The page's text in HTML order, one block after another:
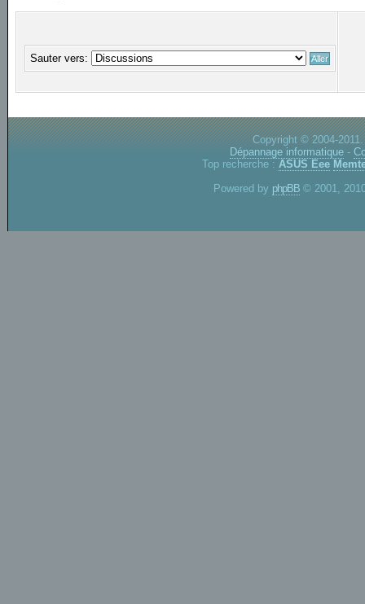
Sauter vers:
Copyright © 2004-
Dépannage informatique -
Top recherche : ASUS Eee
Powered by phpBB © 2001,